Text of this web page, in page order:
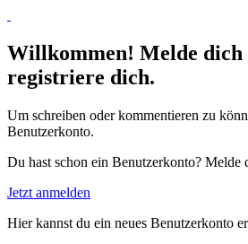
Willkommen! Melde dich
registriere dich.
Um schreiben oder kommentieren zu
Benutzerkonto.
Du hast schon ein Benutzerkonto? Melde
Jetzt anmelden
Hier kannst du ein neues Benutzerkonto